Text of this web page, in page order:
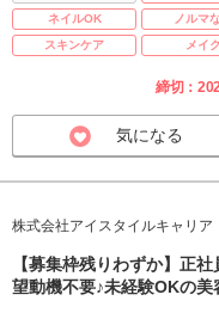
ネイルOK
ノルマ
スキンケア
メイク
締切：
気になる
株式会社アイスタイルキャリア
【募集枠残りわずか】正
望動機不要♪未経験OKの美